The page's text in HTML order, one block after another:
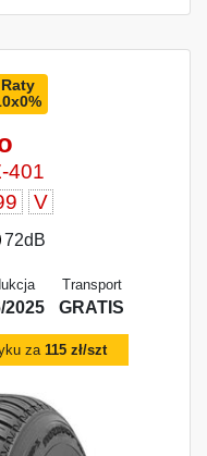
Raty
401
V
72dB
2025
Transport
GRATIS
za 115 zł/szt